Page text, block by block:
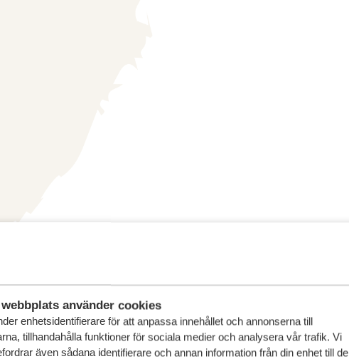
webbplats använder cookies
enhetsidentifierare för att anpassa innehållet och annonserna till
tillhandahålla funktioner för sociala medier och analysera vår trafik. Vi
även sådana identifierare och annan information från din enhet till de